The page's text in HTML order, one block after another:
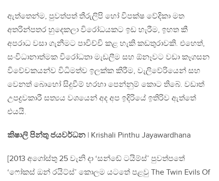
ඇත්තෙන්ම, පුවත්පත් තීරුලිපි හෝ විපක්ෂ වේදිකා මත
අතරින්පතර හුදෙකලා විරෝධයකට ඉඩ හැරීම, ඉහත කී
අපරාධ වසා ගැනීමට පාවිච්චි කළ හැකි කඩතුරාවකි. එහෙත්,
සංවිධානාත්මක විරෝධතා මැඩලීම සහ ඕනෑවට වඩා කෑගසන
විවේචකයන්ව විධිමත්ව ඉලක්ක කිරීම, වැලිවේරියෙන් සහ
වෙනත් බොහෝ සිදුවීම් හරහා පෙන්නුම් කොට තිබේ. වඩාත්
උපද්‍රවකාරී සත්‍යය වශයෙන් අද අප ඉදිරියේ ඉතිරිව ඇත්තේ
එයයි.
කිෂාලි පින්තු ජයවර්ධන | Krishali Pinthu Jayawardhana
[2013 අගෝස්තු 25 වැනි දා ‘සන්ඬේ ටයිම්ස්’ පුවත්පතේ
‘ෆෝකස් ඔන් රයිට්ස්’ කොලම යටතේ පළවු The Twin Evils Of